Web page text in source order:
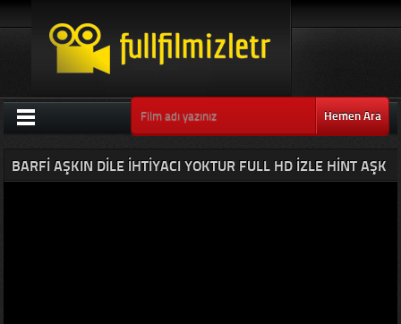
Hemen Ara
BARFI AŞKIN DILE İHTIYACI YOKTUR FULL HD IZLE HINT AŞK